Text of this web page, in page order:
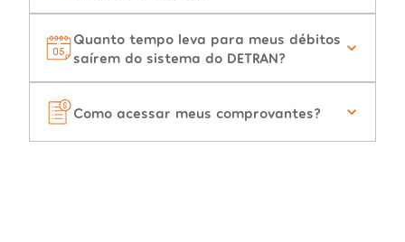
Quanto tempo leva para meus débitos
saírem do sistema do DETRAN?
Como acessar meus comprovantes?